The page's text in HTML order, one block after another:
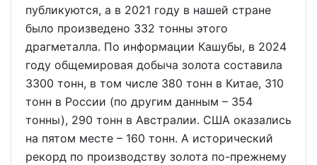
публикуются, а в 2021 году в нашей стране
было произведено 332 тонны этого
драгметалла. По информации Кашубы, в 2024
году общемировая добыча золота составила
3300 тонн, в том числе 380 тонн в Китае, 310
тонн в России (по другим данным – 354
тонны), 290 тонн в Австралии. США оказались
на пятом месте – 160 тонн. А исторический
рекорд по производству золота по-прежнему